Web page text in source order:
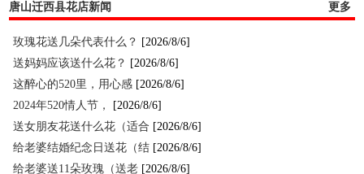
唐山迁西县花店新闻 更多
玫瑰花送几朵代表什么？ [2026/8/6]
送妈妈应该送什么花？ [2026/8/6]
这醉心的520里，用心感 [2026/8/6]
2024年520情人节，
[2026/8/6]
送女朋友花送什么花（适合 [2026/8/6]
给老婆结婚纪念日送花（结 [2026/8/6]
给老婆送11朵玫瑰（送老 [2026/8/6]